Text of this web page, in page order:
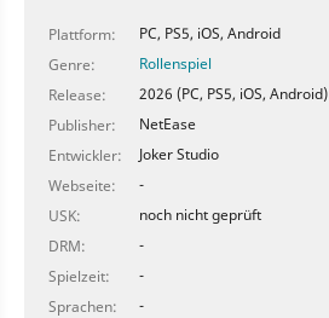
Plattform:
PC, PS5, iOS, Android
Genre:
Rollenspiel
Release:
2026 (PC, PS5, iOS, Android)
Publisher:
NetEase
Entwickler:
Joker Studio
Webseite:
-
USK:
noch nicht geprüft
DRM:
-
Spielzeit:
-
Sprachen:
-